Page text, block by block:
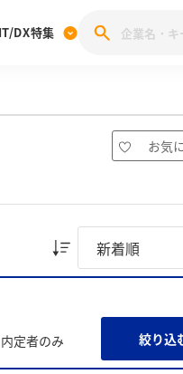
記投稿キャンペーン
DX特集
お気
内定者のみ 絞り込